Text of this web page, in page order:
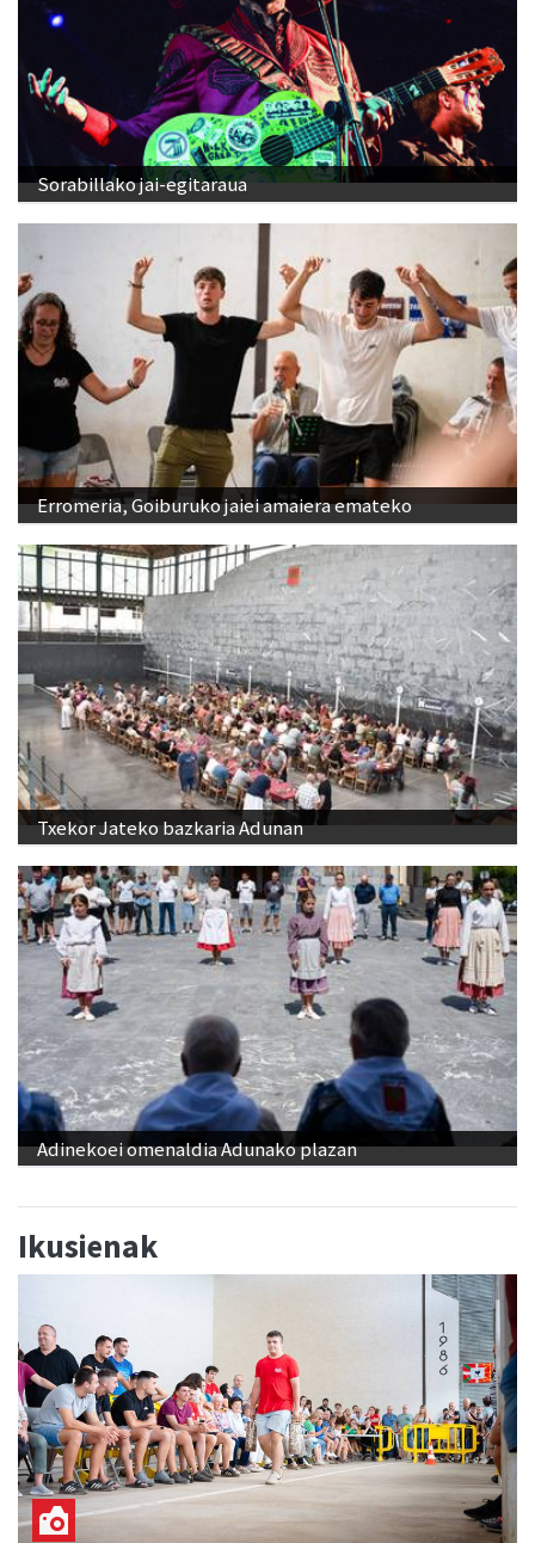
Sorabillako jai-egitaraua
Erromeria, Goiburuko jaiei amaiera emateko
Txekor Jateko bazkaria Adunan
Adinekoei omenaldia Adunako plazan
Ikusienak